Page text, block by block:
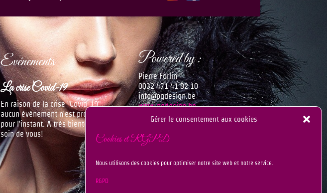
Gérer le consentement aux cookies
Cookies et RGPD
Nous utilisons des cookies pour optimiser notre site web et notre service.
RGPD
Evénements
La crise Covid-19
En raison de la crise "Covid-19",
aucun événement n'est programmé
pour l'instant. A très bientôt, Prennez
soin de vous!
Powered by :
Pierre Forlin
0032 471 41 82 10
info@pgdesign.be
www.pgdesign.be